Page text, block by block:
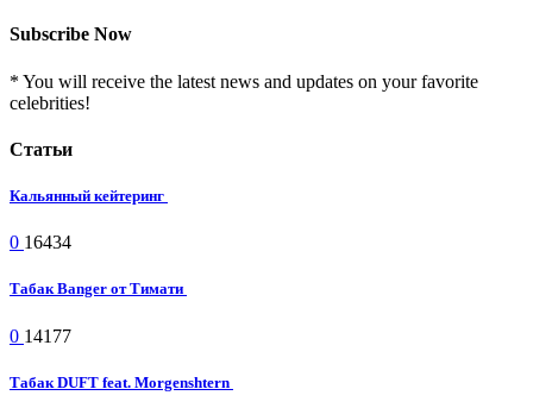
Subscribe Now
* You will receive the latest news and updates on your favorite
celebrities!
Статьи
Кальянный кейтеринг
0 16434
Табак Banger от Тимати
0 14177
Табак DUFT feat. Morgenshtern